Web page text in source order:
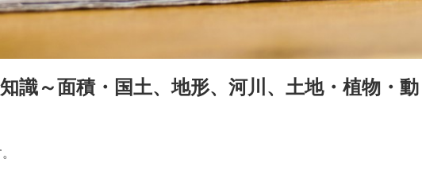
識～面積・国土、地形、河川、土地・植物・動